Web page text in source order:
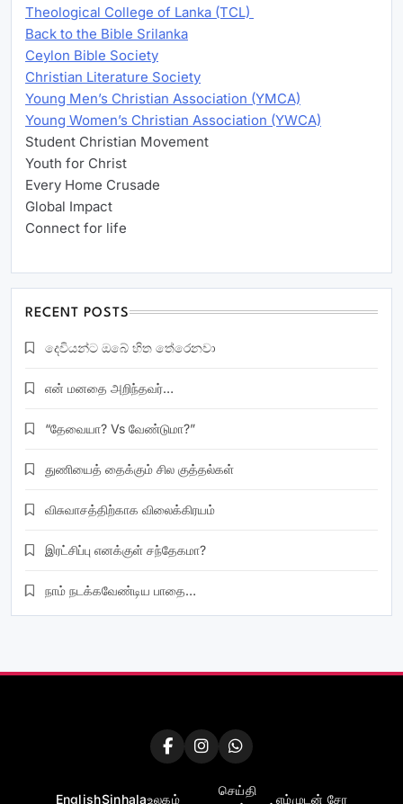
Theological College of Lanka (TCL)
Back to the Bible Srilanka
Ceylon Bible Society
Christian Literature Society
Young Men’s Christian Association (YMCA)
Young Women’s Christian Association (YWCA)
Student Christian Movement
Youth for Christ
Every Home Crusade
Global Impact
Connect for life
RECENT POSTS
දෙවියන්ට ඔබේ හිත තේරෙනවා
என் மனதை அறிந்தவர்…
“தேவையா? Vs வேண்டுமா?”
துணியைத் தைக்கும் சில குத்தல்கள்
விசுவாசத்திற்காக விலைக்கிரயம்
இரட்சிப்பு எனக்குள் சந்தேகமா?
நாம் நடக்கவேண்டிய பாதை…
EnglishSinhalaஉலகம்
செய்தி
எம்முடன் சேர